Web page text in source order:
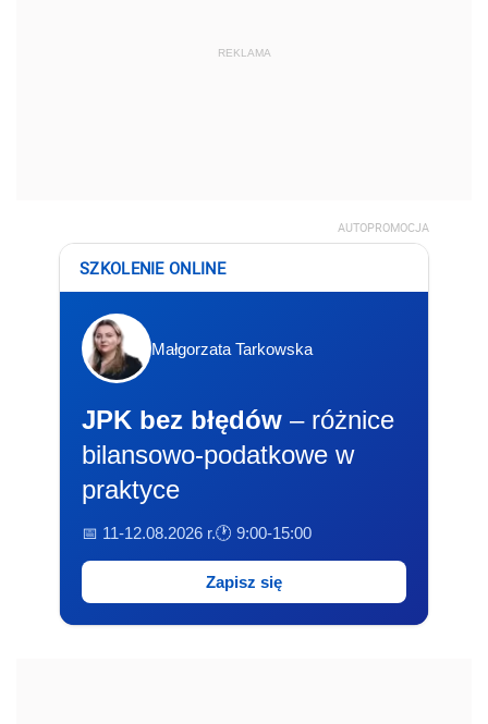
REKLAMA
AUTOPROMOCJA
SZKOLENIE ONLINE
Małgorzata Tarkowska
JPK bez błędów – różnice
bilansowo-podatkowe w
praktyce
📅 11-12.08.2026 r.🕐 9:00-15:00
Zapisz się